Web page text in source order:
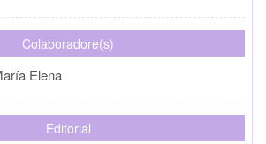
Colaboradore(s)
Elena
Editorial